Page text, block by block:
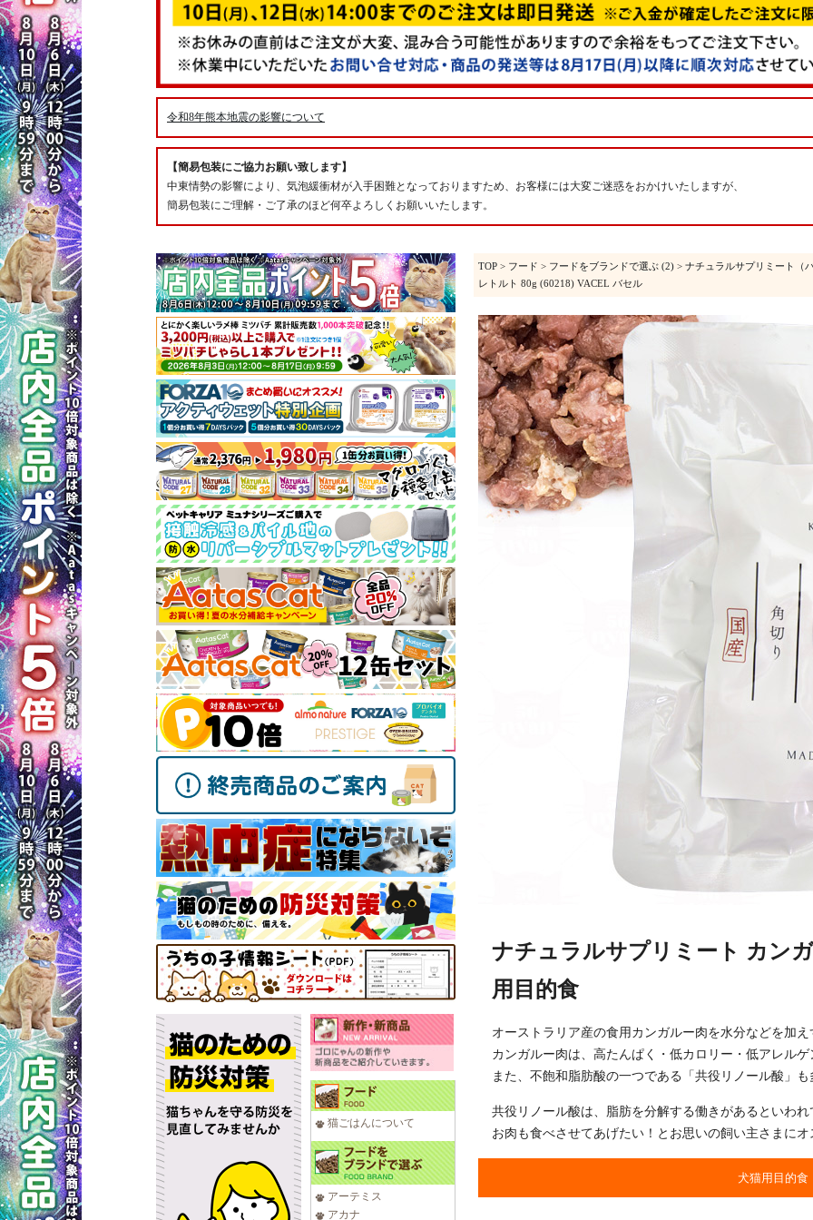
令和8年熊本地震の影響について
【簡易包装にご協力お願い致します】
中東情勢の影響により、気泡緩衝材が入手困難となっておりますため、お客様には大変ご迷惑をおかけいたしますが、
簡易包装にご理解・ご了承のほど何卒よろしくお願いいたします。
猫ごはんについて
アーテミス
アカナ
TOP > フード > フードをブランドで選ぶ (2) > ナチュラルサプリミート（
レトルト 80g (60218) VACEL バセル
ナチュラルサプリミート カン
用目的食
オーストラリア産の食用カンガルー肉を水分などを加
カンガルー肉は、高たんぱく・低カロリー・低アレル
また、不飽和脂肪酸の一つである「共役リノール酸」
共役リノール酸は、脂肪を分解する働きがあるといわ
お肉も食べさせてあげたい！とお思いの飼い主さまに
犬猫用目的食